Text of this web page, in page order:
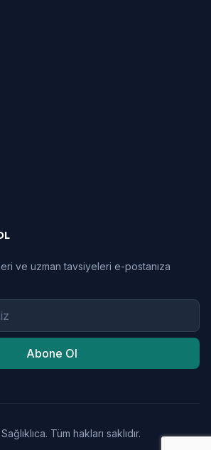
ve uzman tavsiyeleri e-postanıza
Abone Ol
Tüm hakları saklıdır.